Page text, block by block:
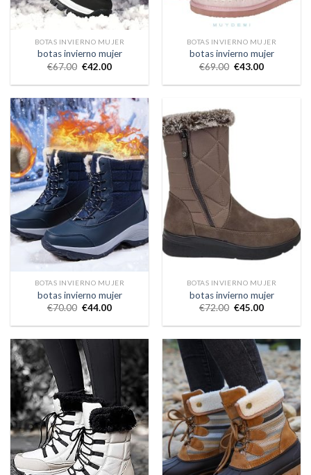
BOTAS INVIERNO MUJER
botas invierno mujer
€67.00 €42.00
BOTAS INVIERNO MUJER
botas invierno mujer
€69.00 €43.00
BOTAS INVIERNO MUJER
botas invierno mujer
€70.00 €44.00
BOTAS INVIERNO MUJER
botas invierno mujer
€72.00 €45.00